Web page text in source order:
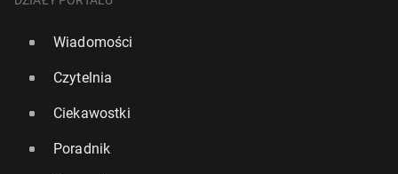
Wiadomości
Czytelnia
Ciekawostki
Poradnik